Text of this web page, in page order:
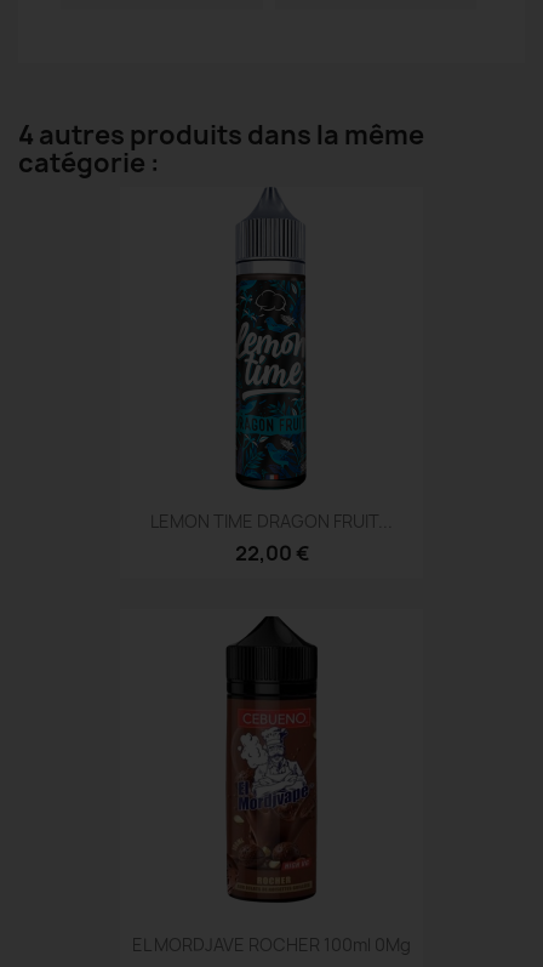
4 autres produits dans la même
catégorie :
LEMON TIME DRAGON FRUIT...
22,00 €
EL MORDJAVE ROCHER 100ml 0Mg